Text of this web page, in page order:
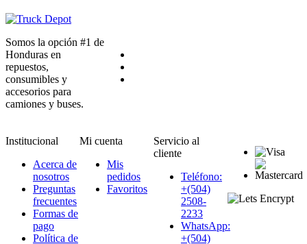
Somos la opción #1 de
Honduras en
repuestos,
consumibles y
accesorios para
camiones y buses.
Institucional
Acerca de
nosotros
Preguntas
frecuentes
Formas de
pago
Política de
Mi cuenta
Mis
pedidos
Favoritos
Servicio al
cliente
Teléfono:
+(504)
2508-
2233
WhatsApp:
+(504)